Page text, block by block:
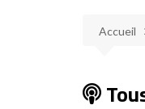
Accueil